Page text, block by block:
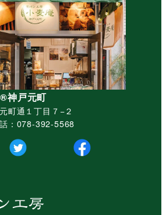
神戸元町
町通１丁目７−２
：078-392-5568